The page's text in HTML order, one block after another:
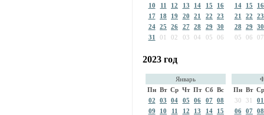
10
11 12 13 14 15
16
17
18 19 20 21 22
23
24
25 26 27 28 29
30
31
01 02 03 04 05 06
14
15
16
21
22
23
28
29
30
05
06 07
2023 год
Январь
Пн Вт Ср Чт Пт Сб Вс
02
03 04 05 06 07 08
09
10 11 12 13 14
15
Пн Вт Ср
30
31
01
06
07 08